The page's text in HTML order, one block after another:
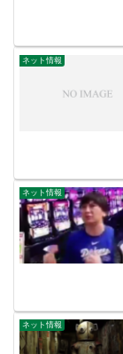
ネット情報
ネット情報
ネット情報